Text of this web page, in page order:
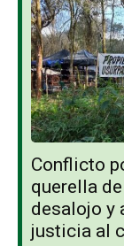
Conflicto
querella
desalojo y
justicia al